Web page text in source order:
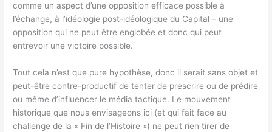
comme un aspect d’une opposition efficace possible à
l’échange, à l’idéologie post-idéologique du Capital – une
opposition qui ne peut être englobée et donc qui peut
entrevoir une victoire possible.
Tout cela n’est que pure hypothèse, donc il serait sans objet et
peut-être contre-productif de tenter de prescrire ou de prédire
ou même d’influencer le média tactique. Le mouvement
historique que nous envisageons ici (et qui fait face au
challenge de la « Fin de l’Histoire ») ne peut rien tirer de